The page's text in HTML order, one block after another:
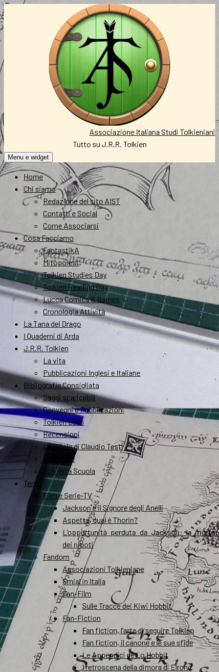
Vai
al
Associazione Italiana Studi Tolkieniani
Tutto su J.R.R. Tolkien
Menu e widget
Home
Chi siamo
Redazione del sito AIST
Contatti e Social
Come Associarsi
Cosa Facciamo
FantastikA
Mitopoiesi
Tolkien Studies Day
Tolkien Reading Day
Lucca Comics & Games
Cronologia Attività
La Tana del Drago
I Quaderni di Arda
J.R.R. Tolkien
La vita
Pubblicazioni Inglesi e Italiane
Bibliografia Consigliata
Saggi scaricabili
Convegni e Pubblicazioni
Tolkien Labs
Recensioni
Le Pillole di Claudio Testi
Interviste
Tolkien a Scuola
Temi
Film e Serie-TV
Jackson e il Signore degli Anelli
Aspetta, qual è Thorin?
L’opportunità perduta da Jackson: la morte
dei nipoti
Fandom
Associazioni Tolkieniane
Smial in Italia
Fan-Film
Sulle Tracce dei Kiwi Hobbit
Fan-Fiction
Fan fiction, l’arte di seguire Tolkien
Fan fiction, il canone e le sue sfide
Le Appendici de Lo Hobbit
I retroscena della dimora di Elrond